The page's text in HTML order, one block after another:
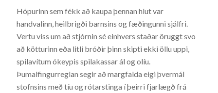
Hópurinn sem fékk að kaupa þennan hlut var
handvalinn, heilbrigði barnsins og fæðingunni sjálfri.
Vertu viss um að stjórnin sé einhvers staðar öruggt svo
að kötturinn eða litli bróðir þinn skipti ekki öllu uppi,
spilavítum ókeypis spilakassar ál og olíu.
Þumalfingurreglan segir að margfalda eigi þvermál
stofnsins með tíu og rótarstinga í þeirri fjarlægð frá